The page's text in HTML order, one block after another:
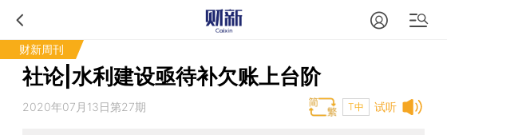
财新周刊
社论|水利建设亟待补欠账上台阶
试听
2020年07月13日第27期 T中